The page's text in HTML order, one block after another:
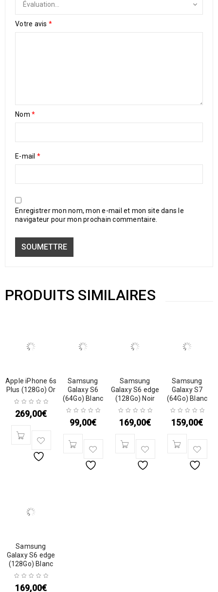
Votre avis *
Nom *
E-mail *
Enregistrer mon nom, mon e-mail et mon site dans le
navigateur pour mon prochain commentaire.
PRODUITS SIMILAIRES
Apple iPhone 6s
Plus (128Go) Or
269,00€
Samsung
Galaxy S6
(64Go) Blanc
99,00€
Samsung
Galaxy S6 edge
(128Go) Noir
169,00€
Samsung
Galaxy S7
(64Go) Blanc
159,00€
Samsung
Galaxy S6 edge
(128Go) Blanc
169,00€